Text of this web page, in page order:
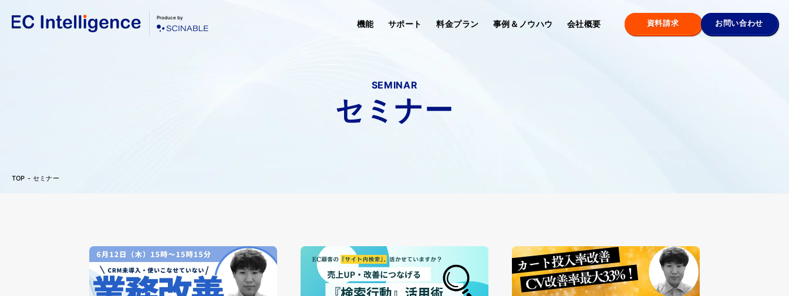
Produce by
機能 サポート 料金プラン 事例＆ノウハウ 会社概要 資料請求 お問い合わせ
SEMINAR
セミナー
TOP セミナー